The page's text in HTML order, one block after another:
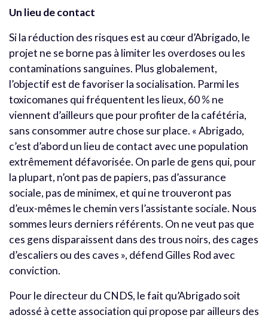
Un lieu de contact
Si la réduction des risques est au cœur d’Abrigado, le
projet ne se borne pas à limiter les overdoses ou les
contaminations sanguines. Plus globalement,
l’objectif est de favoriser la socialisation. Parmi les
toxicomanes qui fréquentent les lieux, 60 % ne
viennent d’ailleurs que pour profiter de la cafétéria,
sans consommer autre chose sur place. « Abrigado,
c’est d’abord un lieu de contact avec une population
extrêmement défavorisée. On parle de gens qui, pour
la plupart, n’ont pas de papiers, pas d’assurance
sociale, pas de minimex, et qui ne trouveront pas
d’eux-mêmes le chemin vers l’assistante sociale. Nous
sommes leurs derniers référents. On ne veut pas que
ces gens disparaissent dans des trous noirs, des cages
d’escaliers ou des caves », défend Gilles Rod avec
conviction.
Pour le directeur du CNDS, le fait qu’Abrigado soit
adossé à cette association qui propose par ailleurs des